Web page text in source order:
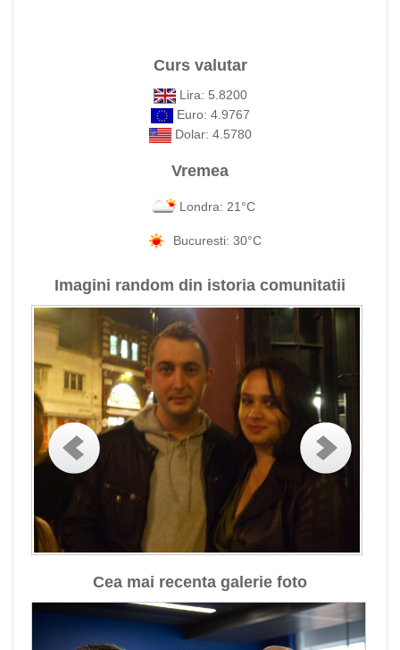
Curs valutar
Lira: 5.8200
Euro: 4.9767
Dolar: 4.5780
Vremea
Londra: 21°C
Bucuresti: 30°C
Imagini random din istoria comunitatii
Cea mai recenta galerie foto